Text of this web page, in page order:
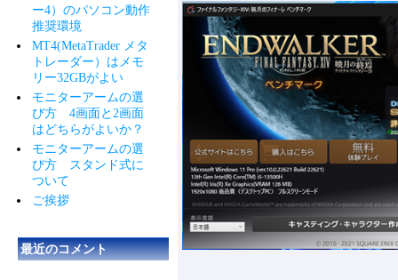
ー4）のパソコン動作
推奨環境
MT4(MetaTrader メタ
トレーダー）はメモ
リー32GBがよい
モニターアームの選
び方 4画面と2画面
はどちらがよいか？
モニターアームの選
び方 スタンド式に
ついて
ご挨拶
最近のコメント